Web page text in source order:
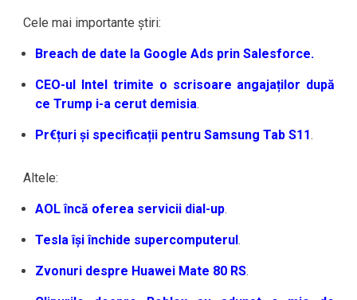
Cele mai importante știri:
Breach de date la Google Ads prin Salesforce.
CEO-ul Intel trimite o scrisoare angajaților după
ce Trump i-a cerut demisia.
Pr€țuri și specificații pentru Samsung Tab S11.
Altele:
AOL încă oferea servicii dial-up.
Tesla își închide supercomputerul.
Zvonuri despre Huawei Mate 80 RS.